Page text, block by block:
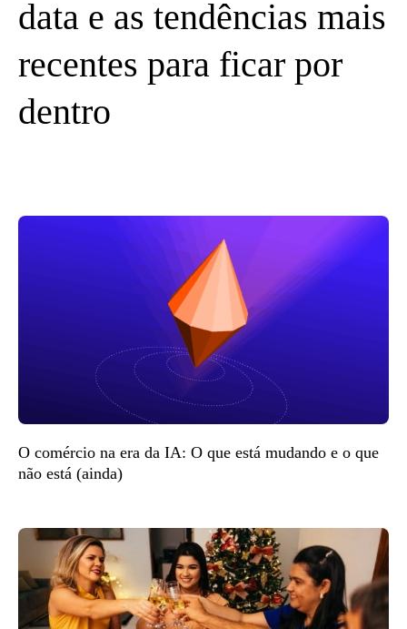
data e as tendências mais
recentes para ficar por
dentro
O comércio na era da IA: O que está mudando e o que
não está (ainda)